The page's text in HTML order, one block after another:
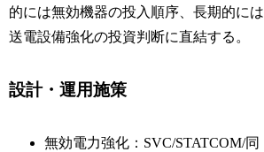
的には無効機器の投入順序、長期的には
送電設備強化の投資判断に直結する。
設計・運用施策
無効電力強化：SVC/STATCOM/同